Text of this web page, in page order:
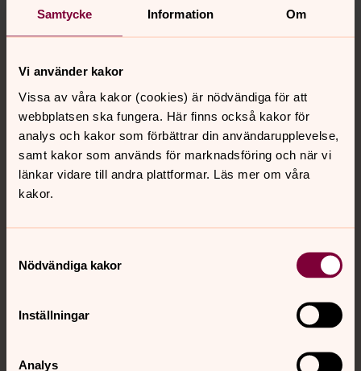
Samtycke Information Om
Vi använder kakor
Vissa av våra kakor (cookies) är nödvändiga för att
webbplatsen ska fungera. Här finns också kakor för
analys och kakor som förbättrar din användarupplevelse,
samt kakor som används för marknadsföring och när vi
länkar vidare till andra plattformar. Läs mer om våra
kakor.
Nödvändiga kakor
Inställningar
Analys
Tillbaka till toppen
Tillbaka till innehållet
Kontakt
Kalender